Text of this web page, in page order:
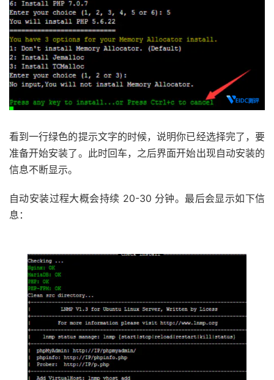
看到一行绿色的提示文字的时候，说明你已经选择完了，要
准备开始安装了。此时回车，之后界面开始出现自动安装的
信息不断显示。
自动安装过程大概会持续 20-30 分钟。最后会显示如下信
息：